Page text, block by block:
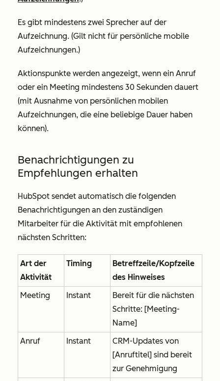
Es gibt mindestens zwei Sprecher auf der
Aufzeichnung. (Gilt nicht für persönliche mobile
Aufzeichnungen.)
Aktionspunkte werden angezeigt, wenn ein Anruf
oder ein Meeting mindestens 30 Sekunden dauert
(mit Ausnahme von persönlichen mobilen
Aufzeichnungen, die eine beliebige Dauer haben
können).
Benachrichtigungen zu
Empfehlungen erhalten
HubSpot sendet automatisch die folgenden
Benachrichtigungen an den zuständigen
Mitarbeiter für die Aktivität mit empfohlenen
nächsten Schritten:
Art der
Aktivität
Timing
Betreffzeile/Kopfzeile
des Hinweises
Meeting
Instant
Bereit für die nächsten
Schritte: [Meeting-
Name]
Anruf
Instant
CRM-Updates von
[Anruftitel] sind bereit
zur Genehmigung